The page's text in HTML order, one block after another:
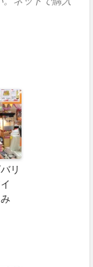
リ